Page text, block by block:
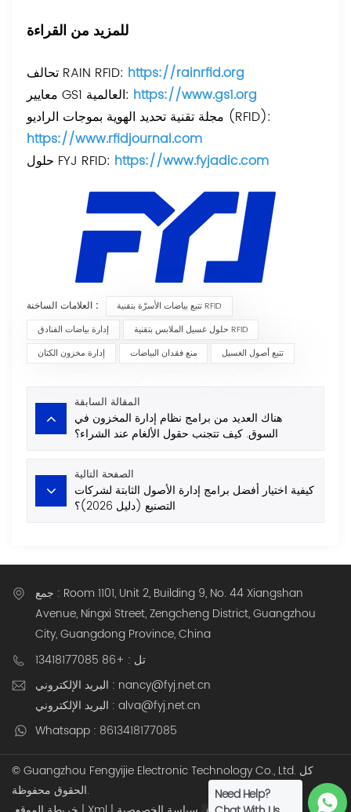
للمزيد من القراءة
تحالف RAIN RFID: https://rainrfid.org
معايير GS1 العالمية: https://www.gs1.org
مجلة تقنية تحديد الهوية بموجات الراديو (RFID):
https://www.rfidjournal.com
حلول FYJ RFID: https://www.fyjadic.com
العلامات الساخنة :
تتبع بياضات الأسرّة بتقنية RFID
إدارة بياضات الفنادق
حلول غسيل الملابس بتقنية RFID
إدارة مخزون الكتان
منع فقدان البياضات تتبع أصول الغسيل
المقالة السابقة
هناك العديد من برامج نظام إدارة المخزون في
السوق. كيف تتجنب حقول الألغام عند الشراء؟
الصفحة التالية
كيفية اختيار أفضل برامج إدارة الأصول الثابتة لشركات
التصنيع (دليل 2026)؟
جمع : Room 1101, Unit 2, Building 9, No. 44 Xiangshan
Avenue, Ningxi Street, Zengcheng District, Guangzhou
City, Guangdong Province, China
تل : +86 13418177085
البريد الإلكتروني : nancy@fyj.net.cn
البريد الإلكتروني : alva@fyj.net.cn
Whatsapp : 8613418177085
© Guangzhou Fengyijie Electronic Technology Co., Ltd. كل
الحقوق محفوظة.
Need Help?